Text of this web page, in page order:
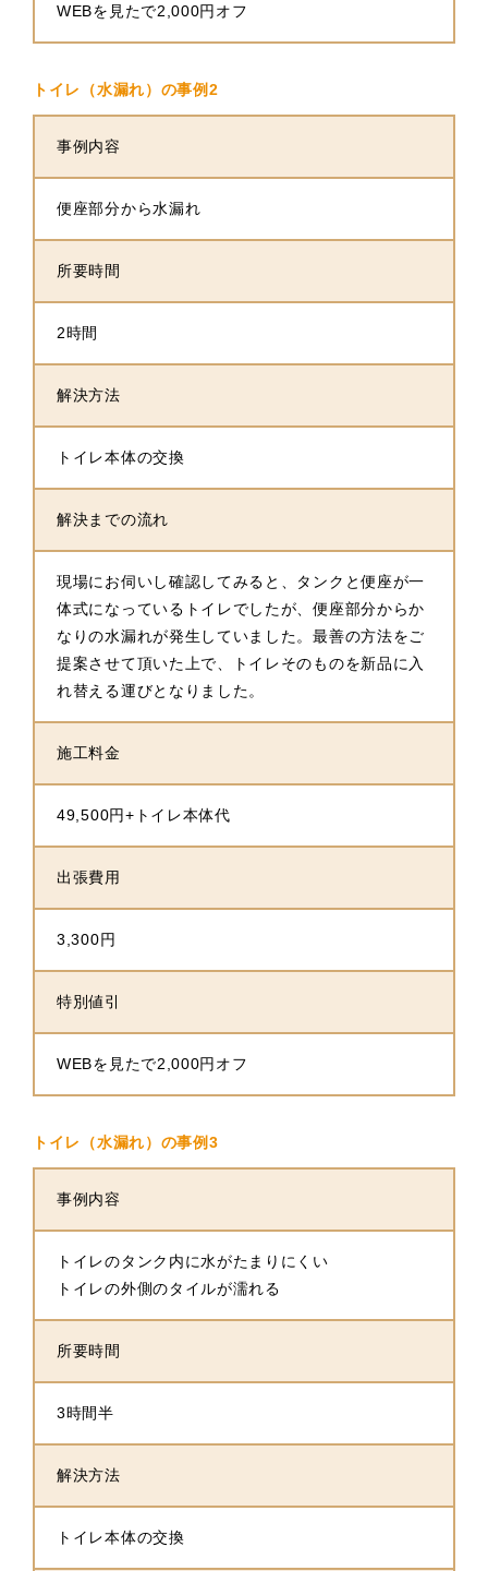
WEBを見たで2,000円オフ
トイレ（水漏れ）の事例2
事例内容
便座部分から水漏れ
所要時間
2時間
解決方法
トイレ本体の交換
解決までの流れ
現場にお伺いし確認してみると、タンクと便座が一
体式になっているトイレでしたが、便座部分からか
なりの水漏れが発生していました。最善の方法をご
提案させて頂いた上で、トイレそのものを新品に入
れ替える運びとなりました。
施工料金
49,500円+トイレ本体代
出張費用
3,300円
特別値引
WEBを見たで2,000円オフ
トイレ（水漏れ）の事例3
事例内容
トイレのタンク内に水がたまりにくい
トイレの外側のタイルが濡れる
所要時間
3時間半
解決方法
トイレ本体の交換